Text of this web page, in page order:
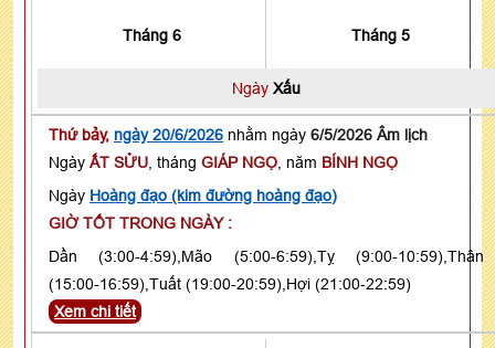
Tháng 6 Tháng 5
Ngày Xấu
Thứ bảy, ngày 20/6/2026 nhằm ngày 6/5/2026 Âm lịch
Ngày ẤT SỬU , tháng GIÁP NGỌ , năm BÍNH NGỌ
Ngày Hoàng đạo (kim đường hoàng đạo)
GIỜ TỐT TRONG NGÀY :
Dần (3:00-4:59),Mão (5:00-6:59),Tỵ (9:00-10:59),Thân
(15:00-16:59),Tuất (19:00-20:59),Hợi (21:00-22:59)
Xem chi tiết